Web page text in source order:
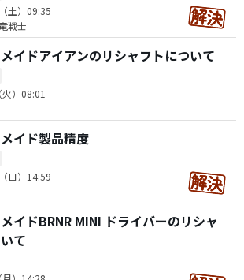
土）09:35
戦士
イドアイアンのリシャフトについて
）08:01
イド製品精度
日）14:59
イドBRNR MINI ドライバーのリシャ
て